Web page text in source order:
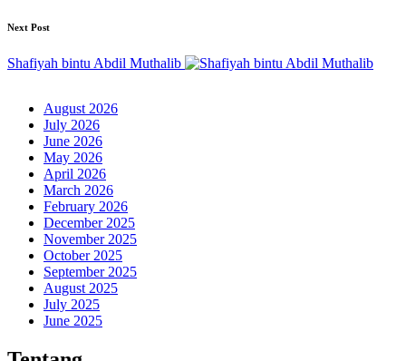
Next Post
Shafiyah bintu Abdil Muthalib
August 2026
July 2026
June 2026
May 2026
April 2026
March 2026
February 2026
December 2025
November 2025
October 2025
September 2025
August 2025
July 2025
June 2025